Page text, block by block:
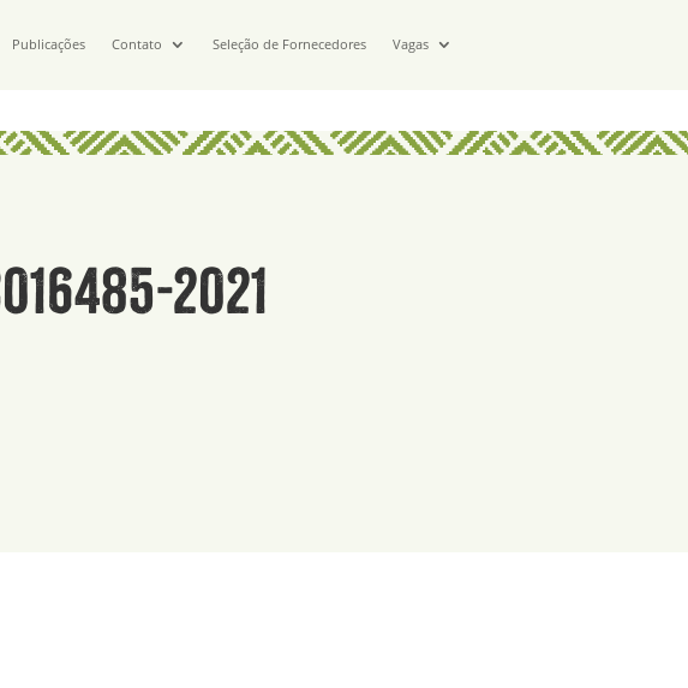
Publicações Contato Seleção de Fornecedores Vagas
2021